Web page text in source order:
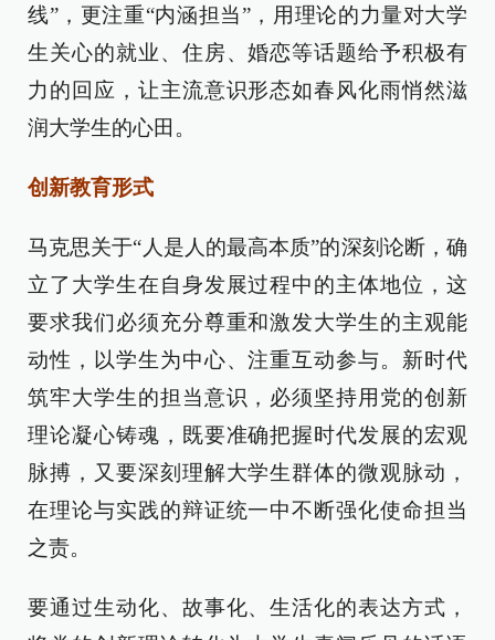
线”，更注重“内涵担当”，用理论的力量对大学
生关心的就业、住房、婚恋等话题给予积极有
力的回应，让主流意识形态如春风化雨悄然滋
润大学生的心田。
创新教育形式
马克思关于“人是人的最高本质”的深刻论断，确
立了大学生在自身发展过程中的主体地位，这
要求我们必须充分尊重和激发大学生的主观能
动性，以学生为中心、注重互动参与。新时代
筑牢大学生的担当意识，必须坚持用党的创新
理论凝心铸魂，既要准确把握时代发展的宏观
脉搏，又要深刻理解大学生群体的微观脉动，
在理论与实践的辩证统一中不断强化使命担当
之责。
要通过生动化、故事化、生活化的表达方式，